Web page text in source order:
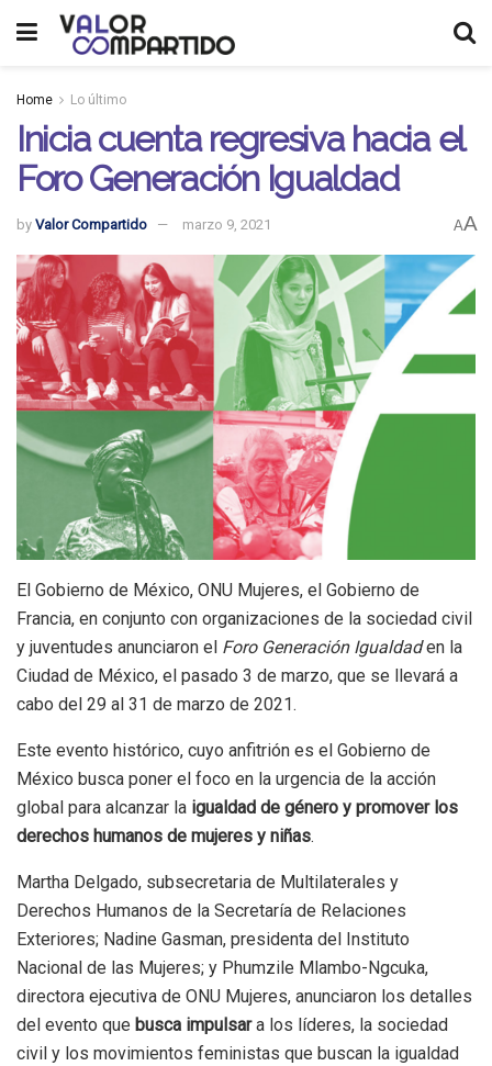
Home Lo último
Inicia cuenta regresiva hacia el
Foro Generación Igualdad
by Valor Compartido marzo 9, 2021 AA
El Gobierno de México, ONU Mujeres, el Gobierno de
Francia, en conjunto con organizaciones de la sociedad civil
y juventudes anunciaron el Foro Generación Igualdaden la
Ciudad de México, el pasado 3 de marzo, que se llevará a
cabo del 29 al 31 de marzo de 2021.
Este evento histórico, cuyo anfitrión es el Gobierno de
México busca poner el foco en la urgencia de la acción
global para alcanzar la igualdad de género y promover los
derechos humanos de mujeres y niñas.
Martha Delgado, subsecretaria de Multilaterales y
Derechos Humanos de la Secretaría de Relaciones
Exteriores; Nadine Gasman, presidenta del Instituto
Nacional de las Mujeres; y Phumzile Mlambo-Ngcuka,
directora ejecutiva de ONU Mujeres, anunciaron los detalles
del evento que busca impulsara los líderes, la sociedad
civil y los movimientos feministas que buscan la igualdad